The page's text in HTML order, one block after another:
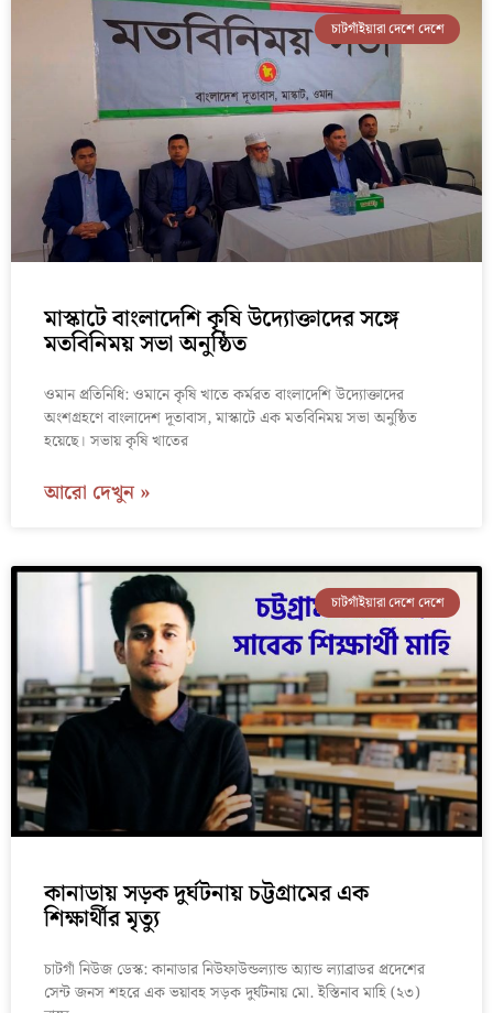
চাটগাঁইয়ারা দেশে দেশে
মাস্কাটে বাংলাদেশি কৃষি উদ্যোক্তাদের সঙ্গে
মতবিনিময় সভা অনুষ্ঠিত
ওমান প্রতিনিধি: ওমানে কৃষি খাতে কর্মরত বাংলাদেশি উদ্যোক্তাদের
অংশগ্রহণে বাংলাদেশ দূতাবাস, মাস্কাটে এক মতবিনিময় সভা অনুষ্ঠিত
হয়েছে। সভায় কৃষি খাতের
আরো দেখুন »
চাটগাঁইয়ারা দেশে দেশে
কানাডায় সড়ক দুর্ঘটনায় চট্টগ্রামের এক
শিক্ষার্থীর মৃত্যু
চাটগাঁ নিউজ ডেস্ক: কানাডার নিউফাউন্ডল্যান্ড অ্যান্ড ল্যাব্রাডর প্রদেশের
সেন্ট জনস শহরে এক ভয়াবহ সড়ক দুর্ঘটনায় মো. ইস্তিনাব মাহি (২৩)